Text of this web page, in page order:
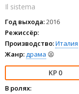
Il sistema
Год выхода:2016
Режиссёр:
Производство:Италия
Жанр:драма 😫
0
В ролях: